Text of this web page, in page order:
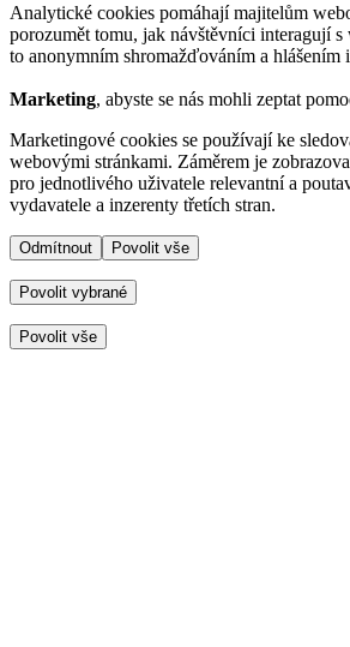
Analytické cookies pomáhají majitelům
porozumět tomu, jak návštěvníci interagují
to anonymním shromažďováním a hlášením
Marketing, abyste se nás mohli zeptat
Marketingové cookies se používají ke
webovými stránkami. Záměrem je
pro jednotlivého uživatele relevantní a
vydavatele a inzerenty třetích stran.
Odmítnout Povolit vše
Povolit vybrané
Povolit vše